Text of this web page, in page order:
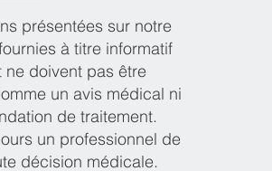
présentées sur notre
à titre informatif
ne doivent pas être
un avis médical ni
de traitement.
un professionnel de
décision médicale.